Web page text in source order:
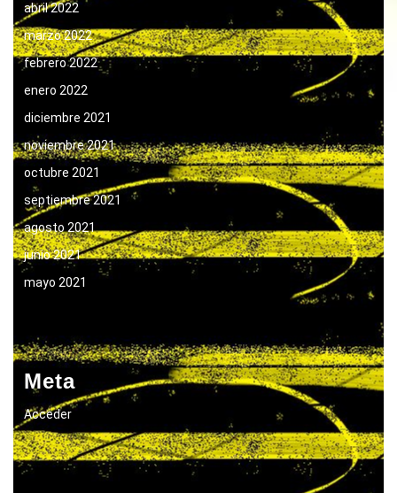
abril 2022
marzo 2022
febrero 2022
enero 2022
diciembre 2021
noviembre 2021
octubre 2021
septiembre 2021
agosto 2021
junio 2021
mayo 2021
Meta
Acceder